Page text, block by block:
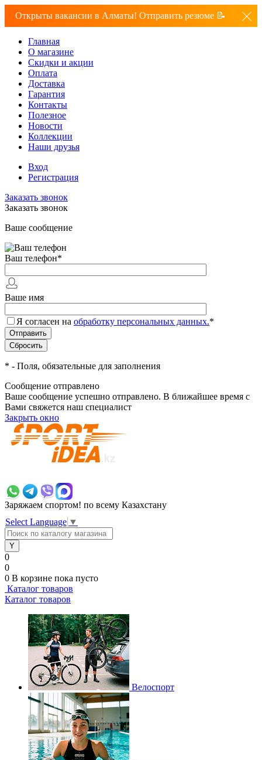
Открыты вакансии в Алматы! Отправить резюме 📝
Главная
О магазине
Скидки и акции
Оплата
Доставка
Гарантия
Контакты
Полезное
Новости
Коллекции
Наши друзья
Вход
Регистрация
Заказать звонок
Заказать звонок
Ваше сообщение
Ваш телефон*
Ваше имя
Я согласен на обработку персональных данных.*
* - Поля, обязательные для заполнения
Сообщение отправлено
Ваше сообщение успешно отправлено. В ближайшее время с
Вами свяжется наш специалист
Закрыть окно
Заряжаем спортом! по всему Казахстану
Select Language ▼
0
0
0 В корзине пока пусто
Каталог товаров
Каталог товаров
Велоспорт